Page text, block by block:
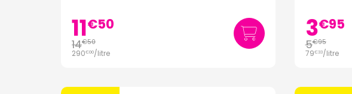
11€50
14€50
290€00/litre
3€95
5€95
79€33/litre